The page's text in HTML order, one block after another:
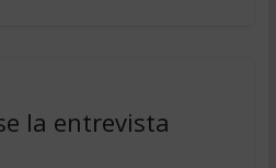
la entrevista